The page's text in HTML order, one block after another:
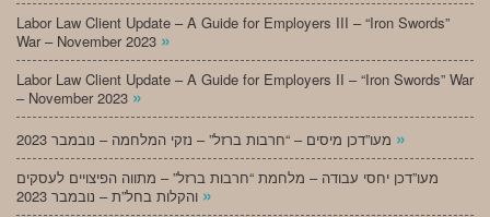
Labor Law Client Update – A Guide for Employers III – “Iron Swords”
War – November 2023 »
Labor Law Client Update – A Guide for Employers II – “Iron Swords” War
– November 2023 »
»
מעו”דכן יחסי עבודה – מלחמת “חרבות ברזל” – מתווה הפיצויים לעסקים
»